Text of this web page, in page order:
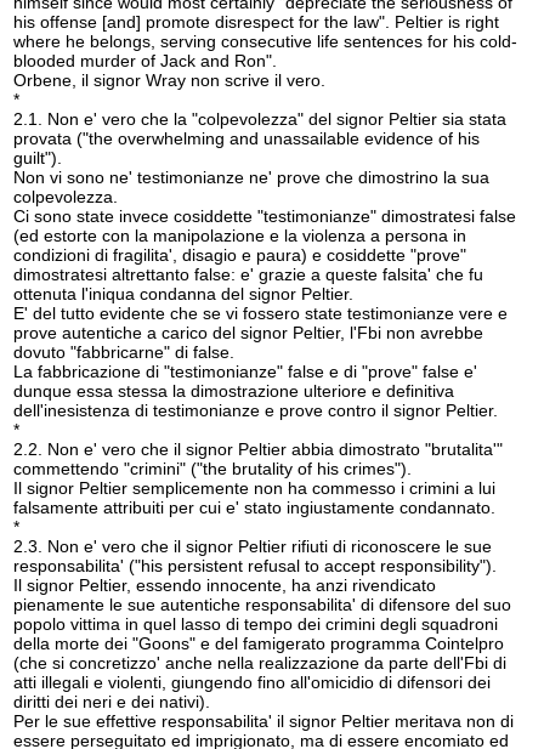
his offense [and] promote disrespect for the law". Peltier is right
where he belongs, serving consecutive life sentences for his cold-
blooded murder of Jack and Ron".
Orbene, il signor Wray non scrive il vero.
*
2.1. Non e' vero che la "colpevolezza" del signor Peltier sia stata
provata ("the overwhelming and unassailable evidence of his
guilt").
Non vi sono ne' testimonianze ne' prove che dimostrino la sua
colpevolezza.
Ci sono state invece cosiddette "testimonianze" dimostratesi false
(ed estorte con la manipolazione e la violenza a persona in
condizioni di fragilita', disagio e paura) e cosiddette "prove"
dimostratesi altrettanto false: e' grazie a queste falsita' che fu
ottenuta l'iniqua condanna del signor Peltier.
E' del tutto evidente che se vi fossero state testimonianze vere e
prove autentiche a carico del signor Peltier, l'Fbi non avrebbe
dovuto "fabbricarne" di false.
La fabbricazione di "testimonianze" false e di "prove" false e'
dunque essa stessa la dimostrazione ulteriore e definitiva
dell'inesistenza di testimonianze e prove contro il signor Peltier.
*
2.2. Non e' vero che il signor Peltier abbia dimostrato "brutalita'"
commettendo "crimini" ("the brutality of his crimes").
Il signor Peltier semplicemente non ha commesso i crimini a lui
falsamente attribuiti per cui e' stato ingiustamente condannato.
*
2.3. Non e' vero che il signor Peltier rifiuti di riconoscere le sue
responsabilita' ("his persistent refusal to accept responsibility").
Il signor Peltier, essendo innocente, ha anzi rivendicato
pienamente le sue autentiche responsabilita' di difensore del suo
popolo vittima in quel lasso di tempo dei crimini degli squadroni
della morte dei "Goons" e del famigerato programma Cointelpro
(che si concretizzo' anche nella realizzazione da parte dell'Fbi di
atti illegali e violenti, giungendo fino all'omicidio di difensori dei
diritti dei neri e dei nativi).
Per le sue effettive responsabilita' il signor Peltier meritava non di
essere perseguitato ed imprigionato, ma di essere encomiato ed